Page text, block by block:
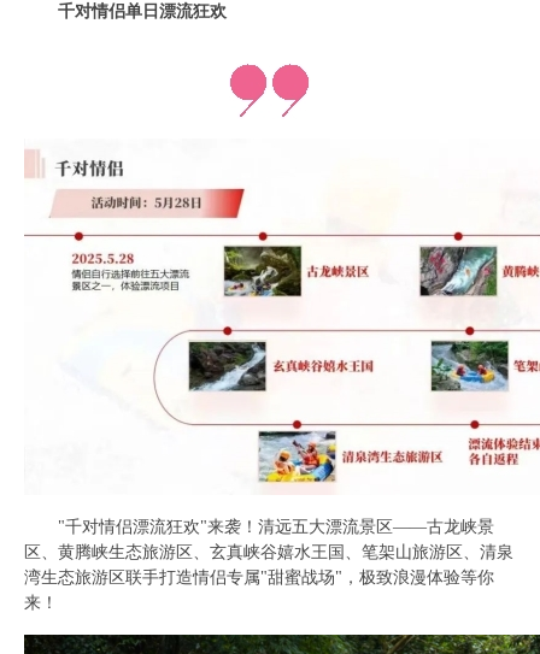
千对情侣单日漂流狂欢
"千对情侣漂流狂欢"来袭！清远五大漂流景区——古龙峡景
区、黄腾峡生态旅游区、玄真峡谷嬉水王国、笔架山旅游区、清泉
湾生态旅游区联手打造情侣专属"甜蜜战场"，极致浪漫体验等你
来！